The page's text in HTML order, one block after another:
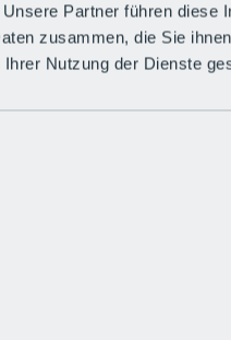
Partner führen diese
zusammen, die Sie
Nutzung der Dienste